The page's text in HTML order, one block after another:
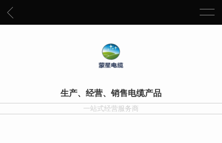
生产、经营、销售电缆产品
一站式经营服务商